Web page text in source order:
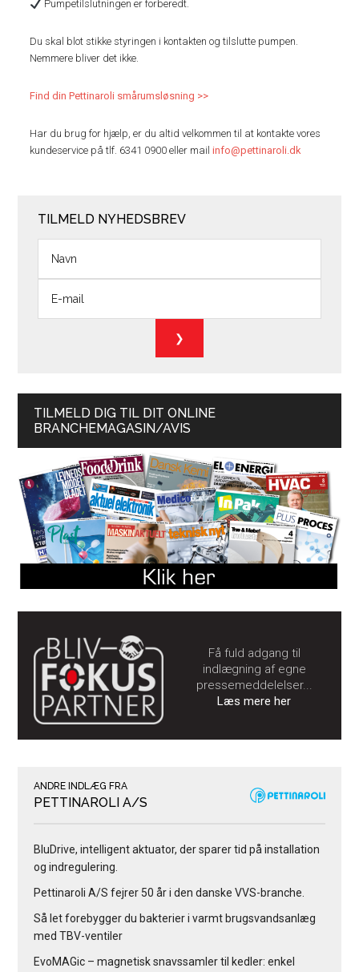
Pumpetilslutningen er forberedt.
Du skal blot stikke styringen i kontakten og tilslutte pumpen.
Nemmere bliver det ikke.
Find din Pettinaroli smårumsløsning >>
Har du brug for hjælp, er du altid velkommen til at kontakte vores
kundeservice på tlf. 6341 0900 eller mailinfo@pettinaroli.dk
TILMELD NYHEDSBREV
TILMELD DIG TIL DIT ONLINE
BRANCHEMAGASIN/AVIS
Få fuld adgang til
indlægning af egne
pressemeddelelser...
Læs mere her
ANDRE INDLÆG FRA
PETTINAROLI A/S
BluDrive, intelligent aktuator, der sparer tid på installation
og indregulering.
Pettinaroli A/S fejrer 50 år i den danske VVS-branche.
Så let forebygger du bakterier i varmt brugsvandsanlæg
med TBV-ventiler
EvoMAGic – magnetisk snavssamler til kedler: enkel